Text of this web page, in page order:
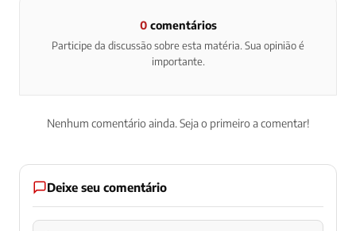
0comentários
Participe da discussão sobre esta matéria. Sua opinião é
importante.
Nenhum comentário ainda. Seja o primeiro a comentar!
Deixe seu comentário